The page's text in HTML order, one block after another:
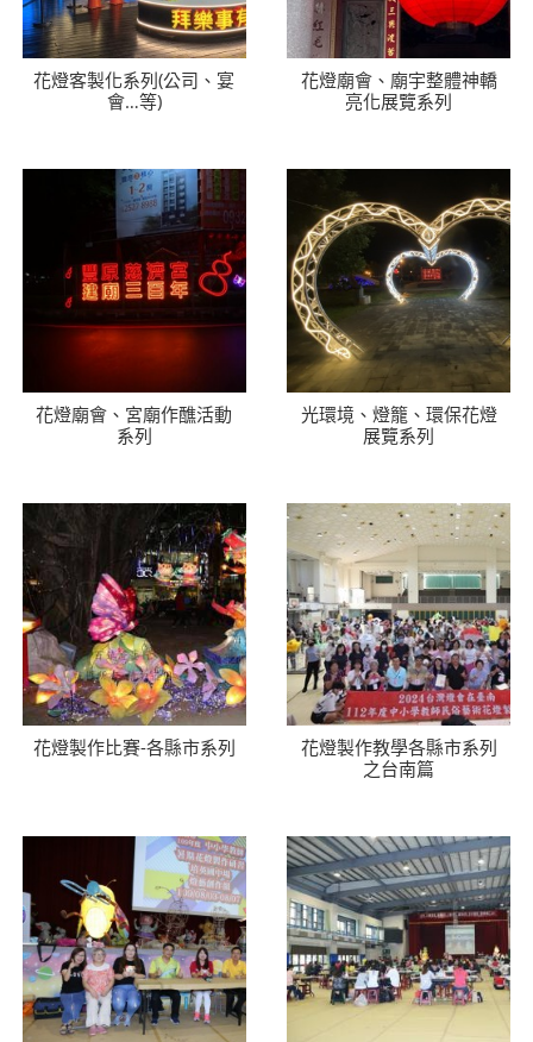
花燈客製化系列(公司、宴
會…等)
花燈廟會、廟宇整體神轎
亮化展覽系列
花燈廟會、宮廟作醮活動
系列
光環境、燈籠、環保花燈
展覽系列
花燈製作比賽-各縣市系列
花燈製作教學各縣市系列
之台南篇